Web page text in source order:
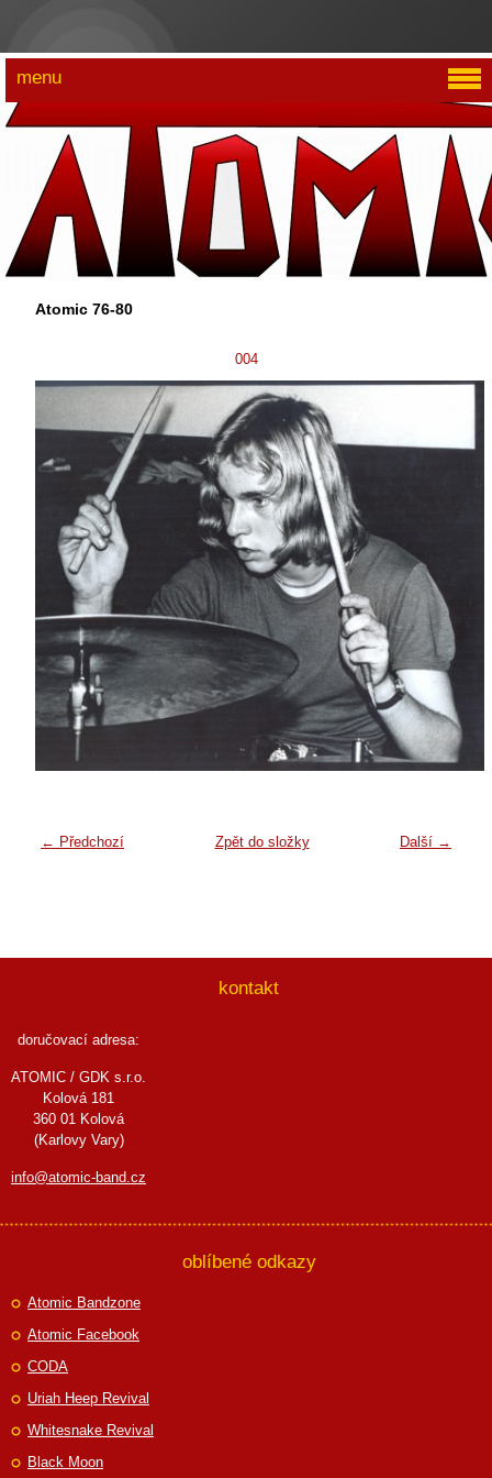
Atomic 76-80
004
← Předchozí Další →
Zpět do složky
menu
kontakt
doručovací adresa:
ATOMIC / GDK s.r.o.
Kolová 181
360 01 Kolová
(Karlovy Vary)
info@atomic-band.cz
oblíbené odkazy
Atomic Bandzone
Atomic Facebook
CODA
Uriah Heep Revival
Whitesnake Revival
Black Moon